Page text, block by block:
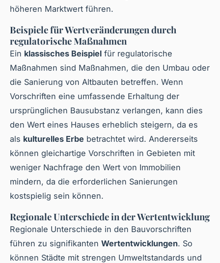
höheren Marktwert führen.
Beispiele für Wertveränderungen durch
regulatorische Maßnahmen
Ein klassisches Beispiel für regulatorische
Maßnahmen sind Maßnahmen, die den Umbau oder
die Sanierung von Altbauten betreffen. Wenn
Vorschriften eine umfassende Erhaltung der
ursprünglichen Bausubstanz verlangen, kann dies
den Wert eines Hauses erheblich steigern, da es
als kulturelles Erbe betrachtet wird. Andererseits
können gleichartige Vorschriften in Gebieten mit
weniger Nachfrage den Wert von Immobilien
mindern, da die erforderlichen Sanierungen
kostspielig sein können.
Regionale Unterschiede in der Wertentwicklung
Regionale Unterschiede in den Bauvorschriften
führen zu signifikanten Wertentwicklungen. So
können Städte mit strengen Umweltstandards und